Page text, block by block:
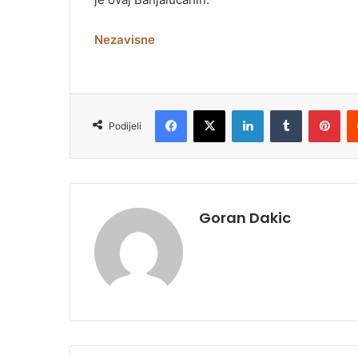
Nezavisne
Podijeli
Goran Dakic